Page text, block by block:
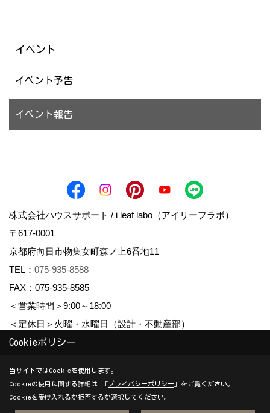
イベント
イベント予告
イベント報告
株式会社ハウスサポート / i leaf labo（アイリーフラボ）
〒617-0001
京都府向日市物集女町森ノ上6番地11
TEL： 075-935-8588
FAX：075-935-8585
＜営業時間＞9:00～18:00
＜定休日＞火曜・水曜日（設計・不動産部）
Copyright (c) housesupport. All Rights Reserved.
Produced byゴデスクリエイト
Cookieポリシー
当サイトではCookieを使用します。
Cookieの使用に関する詳細は 「プライバシーポリシー 」をご覧ください。
Cookieを受け入れるか拒否するか選択してください。